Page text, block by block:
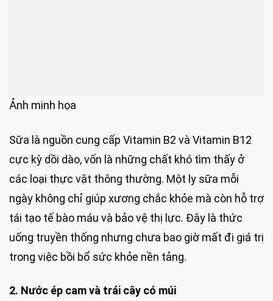
Ảnh minh họa
Sữa là nguồn cung cấp Vitamin B2 và Vitamin B12
cực kỳ dồi dào, vốn là những chất khó tìm thấy ở
các loại thực vật thông thường. Một ly sữa mỗi
ngày không chỉ giúp xương chắc khỏe mà còn hỗ trợ
tái tạo tế bào máu và bảo vệ thị lực. Đây là thức
uống truyền thống nhưng chưa bao giờ mất đi giá trị
trong việc bồi bổ sức khỏe nền tảng.
2. Nước ép cam và trái cây có múi